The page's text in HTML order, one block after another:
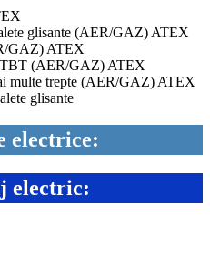
glisante (AER/GAZ) ATEX
GAZ) ATEX
TBT (AER/GAZ) ATEX
multe trepte (AER/GAZ) ATEX
glisante
electrice:
electric: